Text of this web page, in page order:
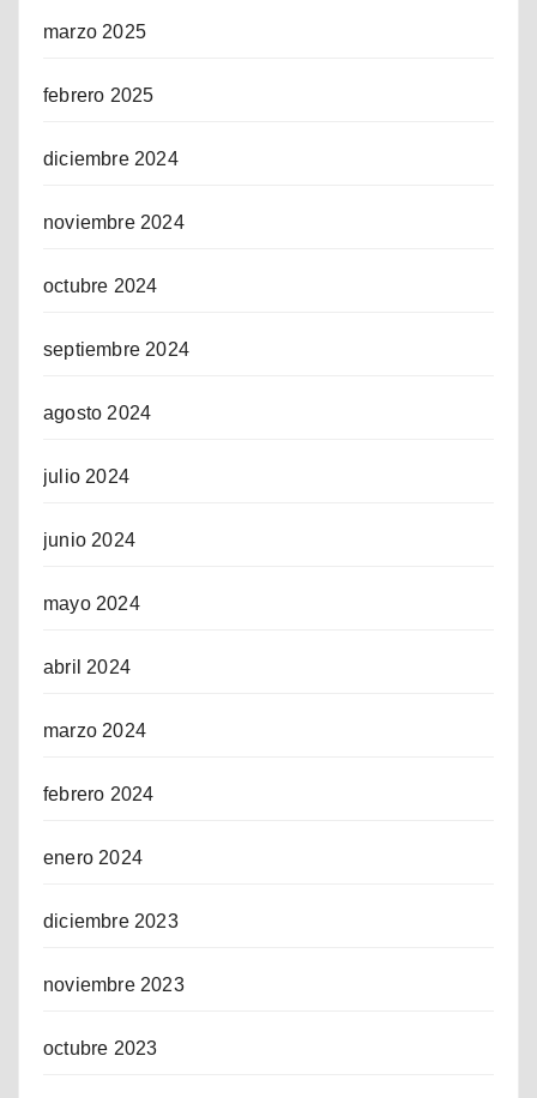
marzo 2025
febrero 2025
diciembre 2024
noviembre 2024
octubre 2024
septiembre 2024
agosto 2024
julio 2024
junio 2024
mayo 2024
abril 2024
marzo 2024
febrero 2024
enero 2024
diciembre 2023
noviembre 2023
octubre 2023